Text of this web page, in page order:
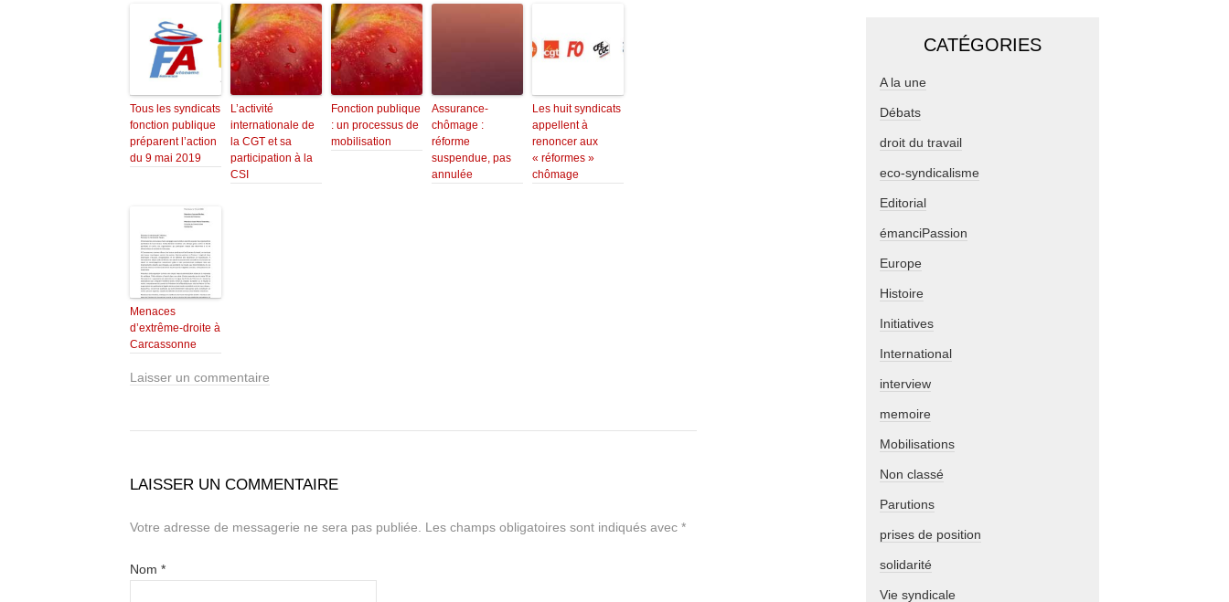
Tous les syndicats
fonction publique
préparent l’action
du 9 mai 2019
L’activité
internationale de
la CGT et sa
participation à la
CSI
Fonction publique
: un processus de
mobilisation
Assurance-
chômage :
réforme
suspendue, pas
annulée
Les huit syndicats
appellent à
renoncer aux
« réformes »
chômage
Menaces
d’extrême-droite à
Carcassonne
Laisser un commentaire
LAISSER UN COMMENTAIRE
Votre adresse de messagerie ne sera pas publiée. Les champs obligatoires sont indiqués avec *
Nom *
CATÉGORIES
A la une
Débats
droit du travail
eco-syndicalisme
Editorial
émanciPassion
Europe
Histoire
Initiatives
International
interview
memoire
Mobilisations
Non classé
Parutions
prises de position
solidarité
Vie syndicale